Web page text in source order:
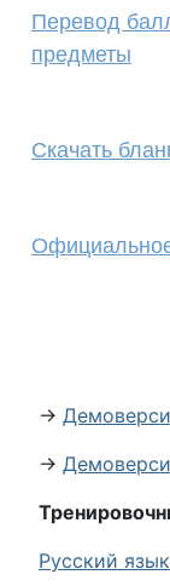
Перевод
предметы
Скачать
→
→
Русский язык